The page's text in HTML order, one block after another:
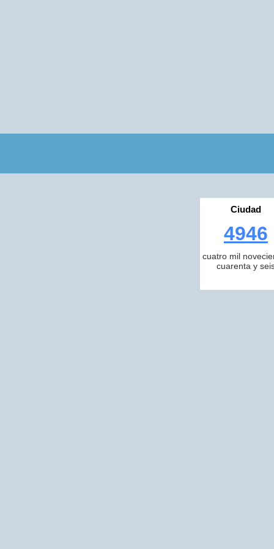
Ciudad
4946
cuatro mil
cuarenta y